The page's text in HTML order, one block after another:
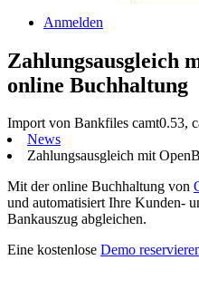
Anmelden
Zahlungsausgleich
online Buchhaltung
Import von Bankfiles camt0.53,
News
Zahlungsausgleich mit
Mit der online Buchhaltung von
und automatisiert Ihre Kunden-
Bankauszug abgleichen.
Eine kostenlose Demo